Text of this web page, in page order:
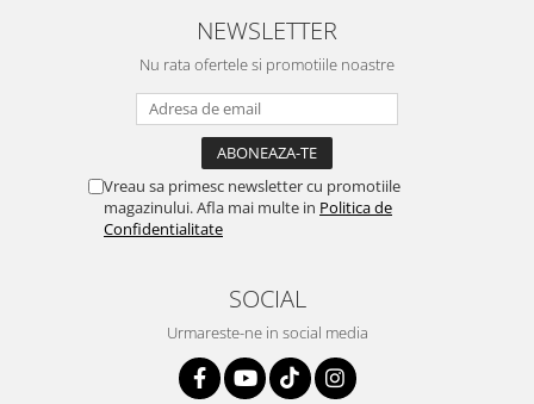
NEWSLETTER
Nu rata ofertele si promotiile noastre
Vreau sa primesc newsletter cu promotiile
magazinului. Afla mai multe in Politica de
Confidentialitate
SOCIAL
Urmareste-ne in social media